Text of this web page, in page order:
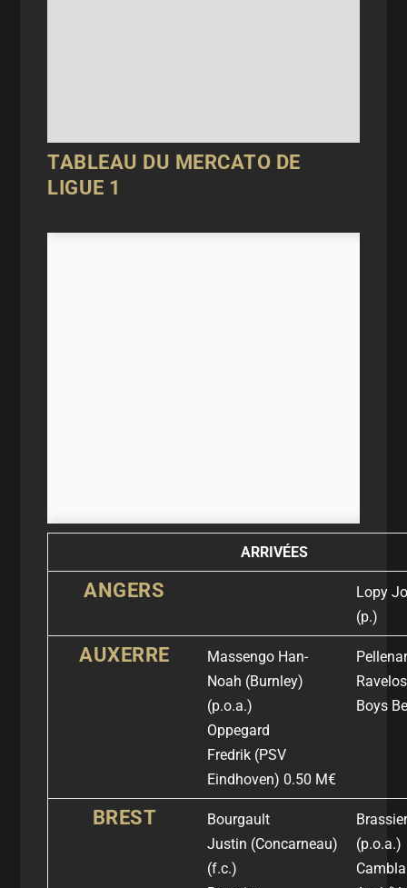
TABLEAU DU MERCATO DE
LIGUE 1
ARRIVÉES
ANGERS
Lopy
(p.)
AUXERRE
Massengo Han-
Noah (Burnley)
(p.o.a.)
Oppegard
Fredrik (PSV
Eindhoven) 0.50 M€
Boys
BREST
Bourgault
Justin (Concarneau)
(f.c.)
(p.o.a.)